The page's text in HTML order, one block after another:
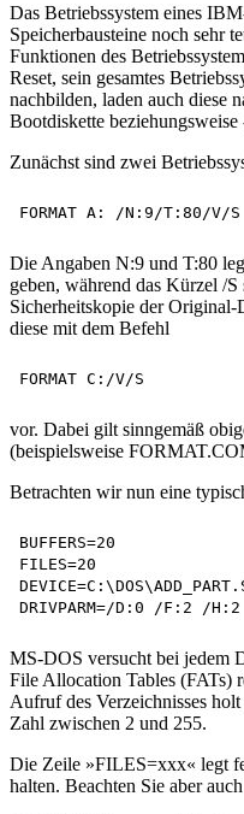
Das Betriebssystem eines
Speicherbausteine noch sehr
Funktionen des
Reset, sein gesamtes
nachbilden, laden auch diese
Bootdiskette
Zunächst sind zwei
Die Angaben N:9 und T:80
geben, während das Kürzel /
Sicherheitskopie der Original-
diese mit dem Befehl
vor. Dabei gilt sinngemäß
(beispielsweise
Betrachten wir nun eine
BUFFERS=20
FILES=20
MS-DOS versucht bei jedem
File Allocation Tables (FATs)
Aufruf des Verzeichnisses
Zahl zwischen 2 und 255.
Die Zeile »FILES=xxx« legt
halten. Beachten Sie aber